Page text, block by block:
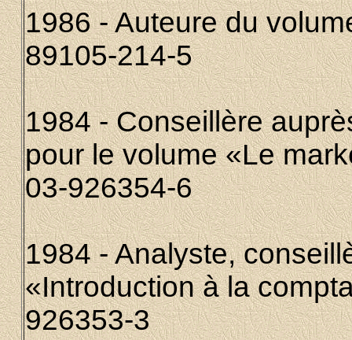
1986 - Auteure du
89105-214-5
1984 - Conseillère
pour le volume «Le
03-926354-6
1984 - Analyste,
«Introduction à la
926353-3